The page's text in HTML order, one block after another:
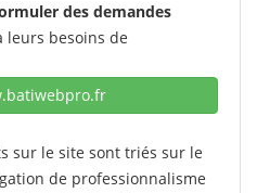
des demandes
leurs besoins de
sur le site sont triés sur le
de professionnalisme